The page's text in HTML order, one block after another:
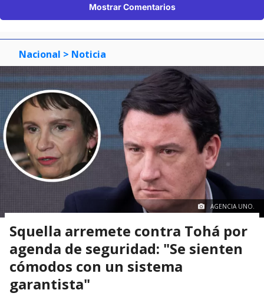
Mostrar Comentarios
Nacional > Noticia
AGENCIA UNO.
Squella arremete contra Tohá por
agenda de seguridad: "Se sienten
cómodos con un sistema
garantista"